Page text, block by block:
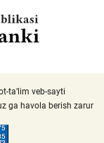
ta’lim veb-sayti
ga havola berish zarur